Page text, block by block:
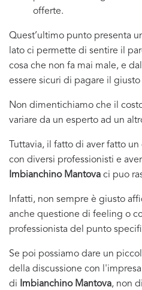
offerte.
Quest’ultimo punto presenta
lato ci permette di sentire il
cosa che non fa mai male, e
essere sicuri di pagare il
Non dimentichiamo che il
variare da un esperto ad un
Tuttavia, il fatto di aver fatto
con diversi professionisti e
Imbianchino Mantova ci puo
Infatti, non sempre è giusto
anche questione di feeling o
professionista del punto
Se poi possiamo dare un
della discussione con
di
Imbianchino Mantova, non